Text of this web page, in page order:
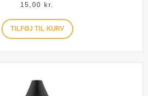
15,00
kr.
TILFØJ TIL KURV